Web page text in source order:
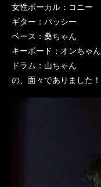
女性ボーカル：コニー
ギター：バッシー
ベース：桑ちゃん
キーボード：オンちゃん
ドラム：山ちゃん
の、面々でありました！